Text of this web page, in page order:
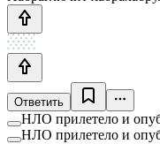
Ответить
НЛО прилетело и
НЛО прилетело и